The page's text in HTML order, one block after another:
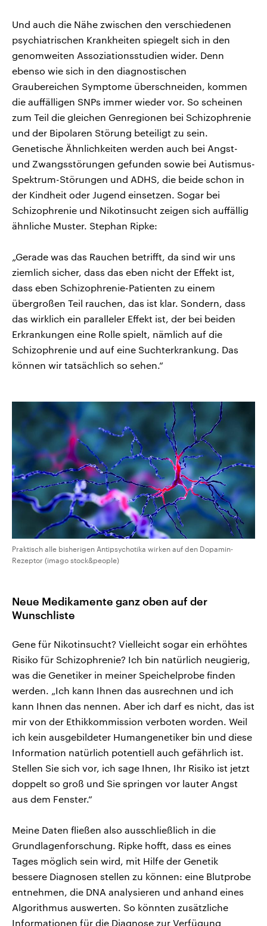
Und auch die Nähe zwischen den verschiedenen
psychiatrischen Krankheiten spiegelt sich in den
genomweiten Assoziationsstudien wider. Denn
ebenso wie sich in den diagnostischen
Graubereichen Symptome überschneiden, kommen
die auffälligen SNPs immer wieder vor. So scheinen
zum Teil die gleichen Genregionen bei Schizophrenie
und der Bipolaren Störung beteiligt zu sein.
Genetische Ähnlichkeiten werden auch bei Angst-
und Zwangsstörungen gefunden sowie bei Autismus-
Spektrum-Störungen und ADHS, die beide schon in
der Kindheit oder Jugend einsetzen. Sogar bei
Schizophrenie und Nikotinsucht zeigen sich auffällig
ähnliche Muster. Stephan Ripke:
„Gerade was das Rauchen betrifft, da sind wir uns
ziemlich sicher, dass das eben nicht der Effekt ist,
dass eben Schizophrenie-Patienten zu einem
übergroßen Teil rauchen, das ist klar. Sondern, dass
das wirklich ein paralleler Effekt ist, der bei beiden
Erkrankungen eine Rolle spielt, nämlich auf die
Schizophrenie und auf eine Suchterkrankung. Das
können wir tatsächlich so sehen.“
Praktisch alle bisherigen Antipsychotika wirken auf den Dopamin-
Rezeptor (imago stock&people)
Neue Medikamente ganz oben auf der
Wunschliste
Gene für Nikotinsucht? Vielleicht sogar ein erhöhtes
Risiko für Schizophrenie? Ich bin natürlich neugierig,
was die Genetiker in meiner Speichelprobe finden
werden. „Ich kann Ihnen das ausrechnen und ich
kann Ihnen das nennen. Aber ich darf es nicht, das ist
mir von der Ethikkommission verboten worden. Weil
ich kein ausgebildeter Humangenetiker bin und diese
Information natürlich potentiell auch gefährlich ist.
Stellen Sie sich vor, ich sage Ihnen, Ihr Risiko ist jetzt
doppelt so groß und Sie springen vor lauter Angst
aus dem Fenster.“
Meine Daten fließen also ausschließlich in die
Grundlagenforschung. Ripke hofft, dass es eines
Tages möglich sein wird, mit Hilfe der Genetik
bessere Diagnosen stellen zu können: eine Blutprobe
entnehmen, die DNA analysieren und anhand eines
Algorithmus auswerten. So könnten zusätzliche
Informationen für die Diagnose zur Verfügung